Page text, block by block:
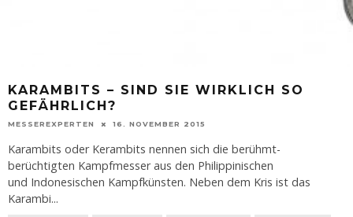
KARAMBITS – SIND SIE WIRKLICH SO
GEFÄHRLICH?
MESSEREXPERTEN 16. NOVEMBER 2015
Karambits oder Kerambits nennen sich die berühmt-
berüchtigten Kampfmesser aus den Philippinischen
und Indonesischen Kampfkünsten. Neben dem Kris ist das
Karambi...